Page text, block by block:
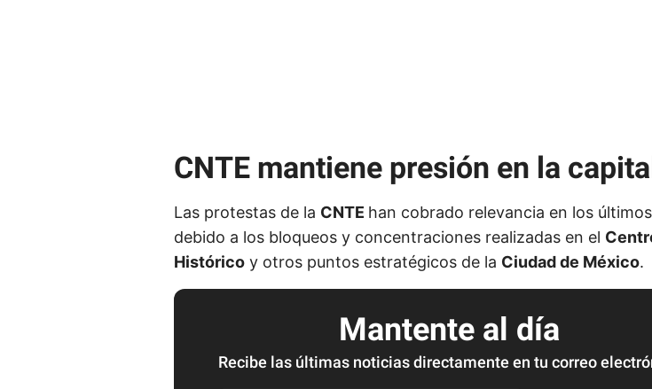
CNTE mantiene presión en la
Las protestas de la CNTE han cobrado relevancia en los
debido a los bloqueos y concentraciones realizadas en el
Histórico y otros puntos estratégicos de la Ciudad de México.
Mantente al día
Recibe las últimas noticias directamente en tu correo